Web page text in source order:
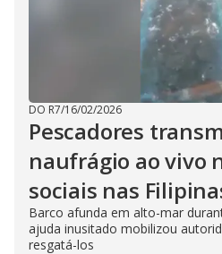
DO R7/16/02/2026
Pescadores
naufrágio ao vivo
sociais nas
Barco afunda em alto-mar
ajuda inusitado mobilizou
resgatá-los